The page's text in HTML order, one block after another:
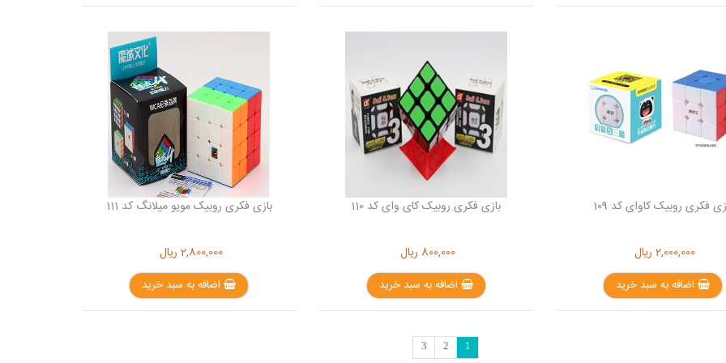
فکری روبیک کاوای کد 109
2,000,000ریال
اضافه به سبد خرید
بازی فکری روبیک کای وای کد 110
800,000 ریال
اضافه به سبد خرید
بازی فکری روبیک مویو میلانگ کد 111
2,800,000 ریال
اضافه به سبد خرید
1
2
3